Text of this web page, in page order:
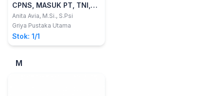
CPNS, MASUK PT, TNI,
POLRI, DLL.
Anita Avia, M.Si., S.Psi
Griya Pustaka Utama
Stok: 1/1
M